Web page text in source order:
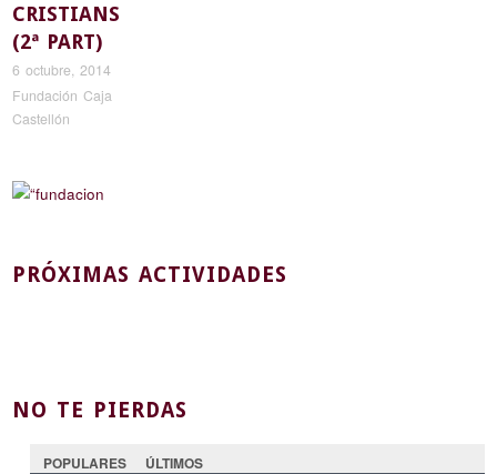
CRISTIANS
(2ª PART)
6 octubre, 2014
Fundación Caja
Castellón
PRÓXIMAS ACTIVIDADES
NO TE PIERDAS
POPULARES ÚLTIMOS